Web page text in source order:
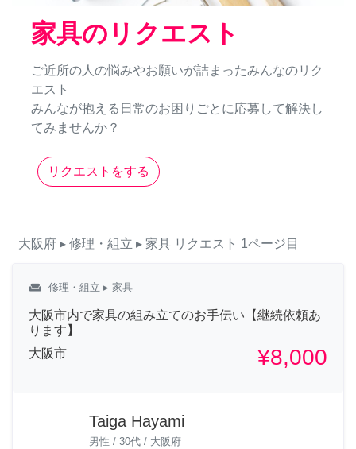
家具のリクエスト
ご近所の人の悩みやお願いが詰まったみんなのリク
エスト
みんなが抱える日常のお困りごとに応募して解決し
てみませんか？
リクエストをする
大阪府 ▸ 修理・組立 ▸ 家具 リクエスト 1ページ目
weekend 修理・組立 ▸ 家具
大阪市内で家具の組み立てのお手伝い【継続依頼あ
ります】
大阪市
¥8,000
Taiga Hayami
男性 / 30代 / 大阪府